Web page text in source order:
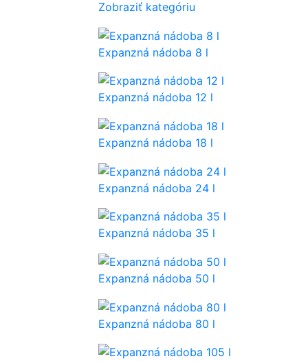
Zobraziť kategóriu
Expanzná nádoba 8 l
Expanzná nádoba 12 l
Expanzná nádoba 18 l
Expanzná nádoba 24 l
Expanzná nádoba 35 l
Expanzná nádoba 50 l
Expanzná nádoba 80 l